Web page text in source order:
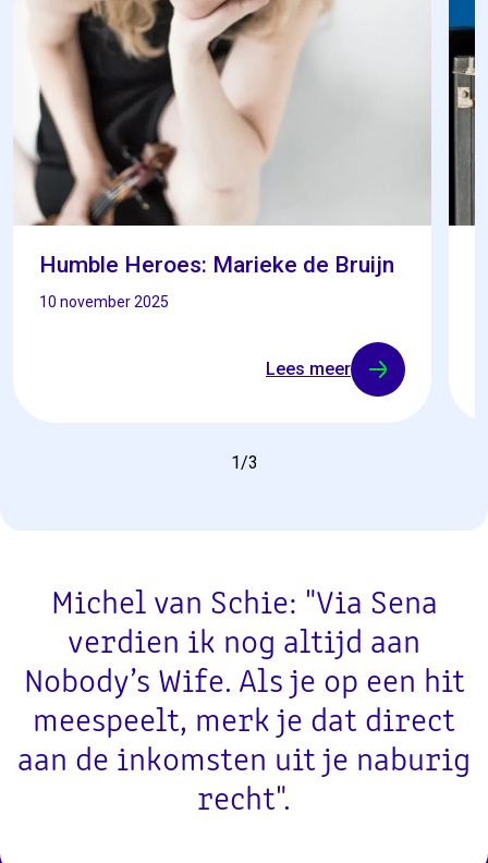
Humble Heroes: Marieke de Bruijn
10 november 2025
Lees meer
1/3
Michel van Schie: "Via Sena
verdien ik nog altijd aan
Nobody’s Wife. Als je op een hit
meespeelt, merk je dat direct
aan de inkomsten uit je naburig
recht".